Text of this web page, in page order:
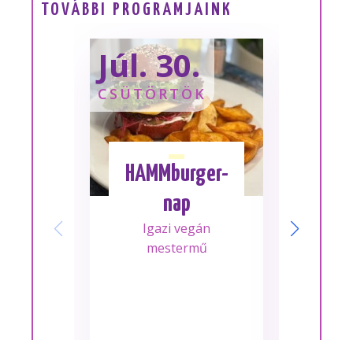
TOVÁBBI PROGRAMJAINK
Júl. 30.
CSÜTÖRTÖK
HAMMburger-
nap
Igazi vegán
mestermű